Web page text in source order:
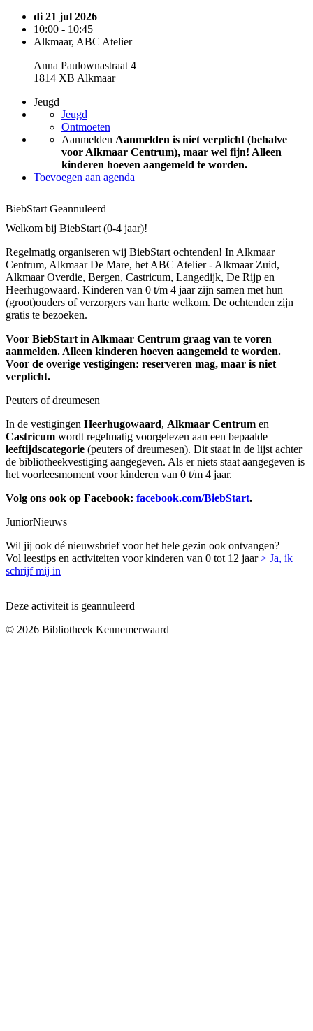
di 21 jul 2026
10:00 - 10:45
Alkmaar, ABC Atelier
Anna Paulownastraat 4
1814 XB Alkmaar
Jeugd
Jeugd
Ontmoeten
Aanmelden Aanmelden is niet verplicht (behalve
voor Alkmaar Centrum), maar wel fijn! Alleen
kinderen hoeven aangemeld te worden.
Toevoegen aan agenda
BiebStart Geannuleerd
Welkom bij BiebStart (0-4 jaar)!
Regelmatig organiseren wij BiebStart ochtenden! In Alkmaar
Centrum, Alkmaar De Mare, het ABC Atelier - Alkmaar Zuid,
Alkmaar Overdie, Bergen, Castricum, Langedijk, De Rijp en
Heerhugowaard. Kinderen van 0 t/m 4 jaar zijn samen met hun
(groot)ouders of verzorgers van harte welkom. De ochtenden zijn
gratis te bezoeken.
Voor BiebStart in Alkmaar Centrum graag van te voren
aanmelden. Alleen kinderen hoeven aangemeld te worden.
Voor de overige vestigingen: reserveren mag, maar is niet
verplicht.
Peuters of dreumesen
In de vestigingen Heerhugowaard, Alkmaar Centrum en
Castricum wordt regelmatig voorgelezen aan een bepaalde
leeftijdscategorie (peuters of dreumesen). Dit staat in de lijst achter
de bibliotheekvestiging aangegeven. Als er niets staat aangegeven is
het voorleesmoment voor kinderen van 0 t/m 4 jaar.
Volg ons ook op Facebook: facebook.com/BiebStart.
JuniorNieuws
Wil jij ook dé nieuwsbrief voor het hele gezin ook ontvangen?
Vol leestips en activiteiten voor kinderen van 0 tot 12 jaar> Ja, ik
schrijf mij in
Deze activiteit is geannuleerd
© 2026 Bibliotheek Kennemerwaard